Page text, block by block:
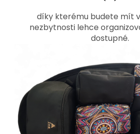
díky kterému budete mít
nezbytnosti lehce
dostupné.